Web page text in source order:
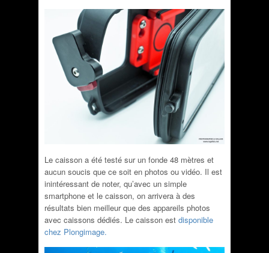
Le caisson a été testé sur un fonde 48 mètres et
aucun soucis que ce soit en photos ou vidéo. Il est
inintéressant de noter, qu’avec un simple
smartphone et le caisson, on arrivera à des
résultats bien meilleur que des appareils photos
avec caissons dédiés. Le caisson est disponible
chez Plongimage.